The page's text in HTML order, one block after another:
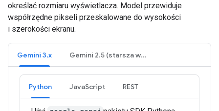
określać rozmiaru wyświetlacza. Model przewiduje
współrzędne pikseli przeskalowane do wysokości
i szerokości ekranu.
Gemini 3.x Gemini 2.5 (starsza wersja)
Python JavaScript REST